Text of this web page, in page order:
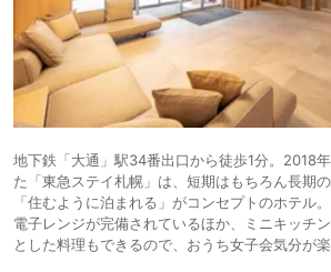
地下鉄「大通」駅34番出口から徒歩1分。2018
た「東急ステイ札幌」は、短期はもちろん長期
「住むように泊まれる」がコンセプトのホテル
電子レンジが完備されているほか、ミニキッチ
とした料理もできるので、おうち女子会気分が